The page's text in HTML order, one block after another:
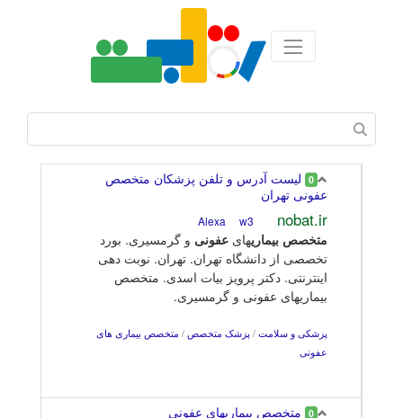
0 لیست آدرس و تلفن پزشکان متخصص
عفونی تهران
nobat.ir
w3
متخصص بیماریهای عفونی و گرمسیری. بورد
تخصصی از دانشگاه تهران. تهران. نوبت دهی
اینترنتی. دکتر پرویز بیات اسدی. متخصص
بیماریهای عفونی و گرمسیری.
پزشکی و سلامت / پزشک متخصص / متخصص بیماری های
عفونی
0 متخصص بیماریهای عفونی